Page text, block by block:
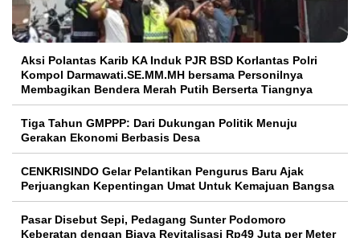
Aksi Polantas Karib KA Induk PJR BSD Korlantas Polri
Kompol Darmawati.SE.MM.MH bersama Personilnya
Membagikan Bendera Merah Putih Berserta Tiangnya
Tiga Tahun GMPPP: Dari Dukungan Politik Menuju
Gerakan Ekonomi Berbasis Desa
CENKRISINDO Gelar Pelantikan Pengurus Baru Ajak
Perjuangkan Kepentingan Umat Untuk Kemajuan Bangsa
Pasar Disebut Sepi, Pedagang Sunter Podomoro
Keberatan dengan Biaya Revitalisasi Rp49 Juta per Meter